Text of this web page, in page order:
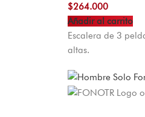
$264.000
Añadir al carrito
Escalera de 3
altas.